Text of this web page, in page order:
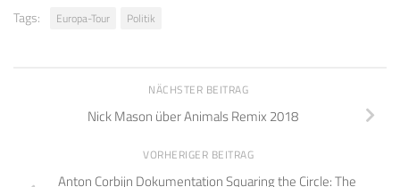
Tags: Europa-Tour Politik
NÄCHSTER BEITRAG
Nick Mason über Animals Remix 2018
VORHERIGER BEITRAG
Anton Corbijn Dokumentation Squaring the Circle: The